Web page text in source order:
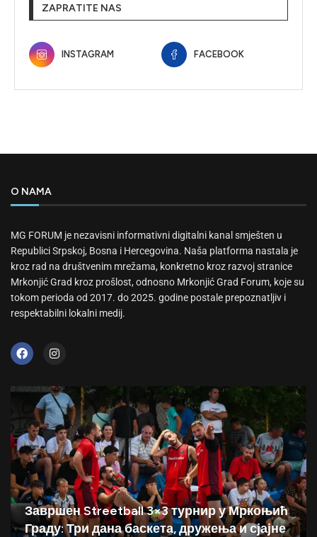
ZAPRATITE NAS
INSTAGRAM FACEBOOK
O NAMA
MG FORUM je nezavisni informativni digitalni kanal smješten u
Republici Srpskoj, Bosna i Hercegovina. Naša platforma nastala je
kroz rad na društvenim mrežama, konkretno kroz razvoj stranice
Mrkonjić Grad kroz prošlost, odnosno Mrkonjić Grad Forum, koje su
tokom perioda od 2017. do 2025. godine postale prepoznatljiv i
respektabilni lokalni medij.
Завршен Streetball 3×3 турнир у Мркоњић
Граду: Три дана баскета, дружења и сјајне